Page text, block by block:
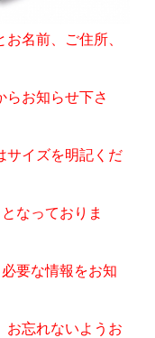
名前、ご住所、
らお知らせ下さ
サイズを明記くだ
なっておりま
要な情報をお知
忘れないようお